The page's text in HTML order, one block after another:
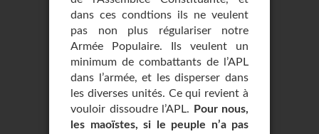
dans ces condtions ils ne veulent
pas non plus régulariser notre
Armée Populaire. Ils veulent un
minimum de combattants de l’APL
dans l’armée, et les disperser dans
les diverses unités. Ce qui revient à
vouloir dissoudre l’APL.
Pour nous,
les maoïstes, si le peuple n’a pas